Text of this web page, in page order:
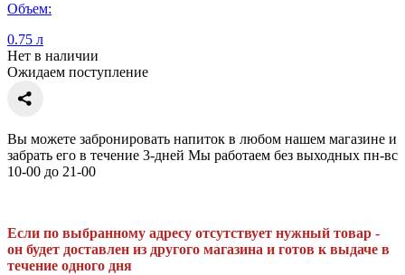
Объем:
0.75 л
Нет в наличии
Ожидаем поступление
Вы можете забронировать напиток в любом нашем магазине и
забрать его в течение 3-дней Мы работаем без выходных пн-вс
10-00 до 21-00
Если по выбранному адресу отсутствует нужный товар -
он будет доставлен из другого магазина и готов к выдаче в
течение одного дня